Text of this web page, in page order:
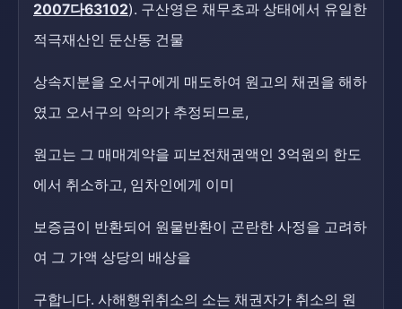
2007다63102). 구산영은 채무초과 상태에서 유일한
적극재산인 둔산동 건물
상속지분을 오서구에게 매도하여 원고의 채권을 해하
였고 오서구의 악의가 추정되므로,
원고는 그 매매계약을 피보전채권액인 3억원의 한도
에서 취소하고, 임차인에게 이미
보증금이 반환되어 원물반환이 곤란한 사정을 고려하
여 그 가액 상당의 배상을
구합니다. 사해행위취소의 소는 채권자가 취소의 원